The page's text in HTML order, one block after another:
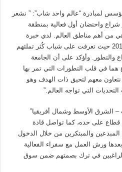
لمبادرة “عالم واحد شاب”: ” نشعر
شراع واحتضان أول فعالية بمنطقة
من أهم مناطق العالم. لدي خبرة
بالمنطقة، منذ أن حضرت فعالية 2015 حيث تعرفت على شباب كُثر تملئهم
والتطور. وأؤكد على أن الجامعة
هما في قلب التطورات التي تمر بها
معهم لتحيق ذات الهدف وهو
التي تواجه العالم.”
الشرق الأوسط وشمال أفريقيا”
قطاع على حده، كما تواصل قادة
والمبتكرين من خلال الدخول
ورش العمل مع سفراء الفعالية
الراغبين في ترك بصمتهم ضمن سوق